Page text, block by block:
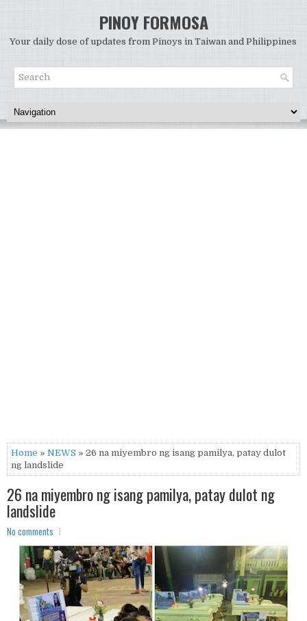
PINOY FORMOSA
Your daily dose of updates from Pinoys in Taiwan and Philippines
Home » NEWS » 26 na miyembro ng isang pamilya, patay dulot
ng landslide
26 na miyembro ng isang pamilya, patay dulot ng
landslide
No comments